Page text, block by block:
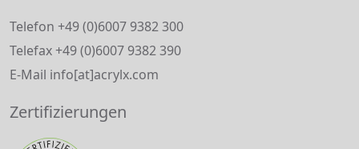
Telefon +49 (0)6007 9382 300
Telefax +49 (0)6007 9382 390
E-Mail info[at]acrylx.com
Zertifizierungen